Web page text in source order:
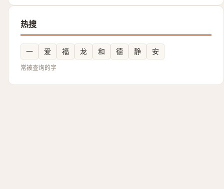
热搜
一 爱 福 龙 和 德 静 安
常被查询的字